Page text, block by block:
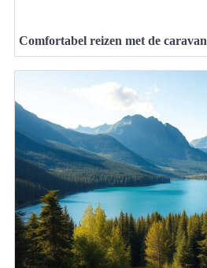
Comfortabel reizen met de caravan